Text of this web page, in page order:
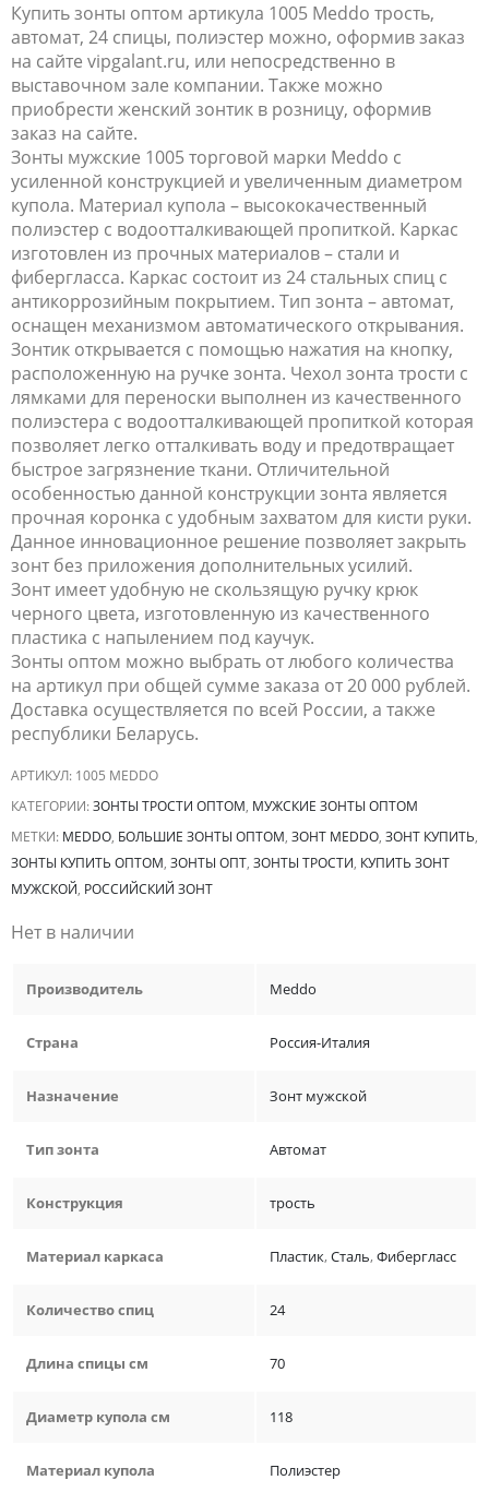
Купить зонты оптом артикула 1005 Meddo трость,
автомат, 24 спицы, полиэстер можно, оформив заказ
на сайте vipgalant.ru, или непосредственно в
выставочном зале компании. Также можно
приобрести женский зонтик в розницу, оформив
заказ на сайте.
Зонты мужские 1005 торговой марки Meddo с
усиленной конструкцией и увеличенным диаметром
купола. Материал купола – высококачественный
полиэстер с водоотталкивающей пропиткой. Каркас
изготовлен из прочных материалов – стали и
фибергласса. Каркас состоит из 24 стальных спиц с
антикоррозийным покрытием. Тип зонта – автомат,
оснащен механизмом автоматического открывания.
Зонтик открывается с помощью нажатия на кнопку,
расположенную на ручке зонта. Чехол зонта трости с
лямками для переноски выполнен из качественного
полиэстера с водоотталкивающей пропиткой которая
позволяет легко отталкивать воду и предотвращает
быстрое загрязнение ткани. Отличительной
особенностью данной конструкции зонта является
прочная коронка с удобным захватом для кисти руки.
Данное инновационное решение позволяет закрыть
зонт без приложения дополнительных усилий.
Зонт имеет удобную не скользящую ручку крюк
черного цвета, изготовленную из качественного
пластика с напылением под каучук.
Зонты оптом можно выбрать от любого количества
на артикул при общей сумме заказа от 20 000 рублей.
Доставка осуществляется по всей России, а также
республики Беларусь.
АРТИКУЛ: 1005 MEDDO
КАТЕГОРИИ:ЗОНТЫ ТРОСТИ ОПТОМ, МУЖСКИЕ ЗОНТЫ ОПТОМ
МЕТКИ: MEDDO, БОЛЬШИЕ ЗОНТЫ ОПТОМ, ЗОНТ MEDDO, ЗОНТ КУПИТЬ,
ЗОНТЫ КУПИТЬ ОПТОМ, ЗОНТЫ ОПТ, ЗОНТЫ ТРОСТИ, КУПИТЬ ЗОНТ
МУЖСКОЙ, РОССИЙСКИЙ ЗОНТ
Нет в наличии
Производитель Meddo
Страна Россия-Италия
Назначение Зонт мужской
Тип зонта Автомат
Конструкция трость
Материал каркаса Пластик,Сталь,Фибергласс
Количество спиц 24
Длина спицы см 70
Диаметр купола см 118
Материал купола Полиэстер